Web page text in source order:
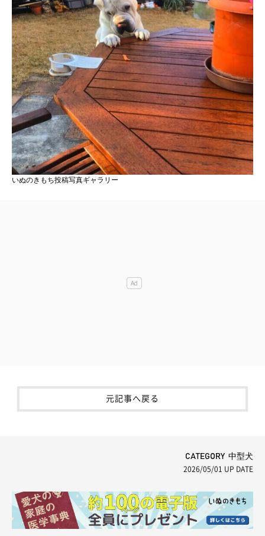
いぬのきもち投稿写真ギャラリー
元記事へ戻る
CATEGORY 中型犬
2026/05/01 UP DATE